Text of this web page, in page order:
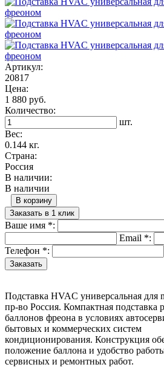
Артикул:
20817
Цена:
1 880 руб.
Количество:
шт.
Вес:
0.144 кг.
Страна:
Россия
В наличии:
В наличии
В корзину
Заказать в 1 клик
Ваше имя *:
Email *:
Телефон *:
Подставка HVAC универсальная для
пр-во Россия. Компактная подставка
баллонов фреона в условиях
бытовых и коммерческих систем
кондиционирования. Конструкция
положение баллона и удобство
сервисных и ремонтных работ.